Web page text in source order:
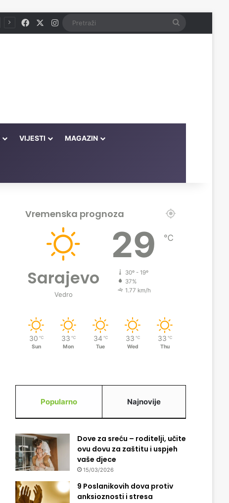
FacebookInstagram Pretraži
VIJESTI MAGAZIN
Vremenska prognoza
Sarajevo
Vedro
29 ℃
30º - 19º
37%
1.77 km/h
30 ℃
Sun
33 ℃
Mon
34 ℃
Tue
33 ℃
Wed
33 ℃
Thu
Popularno Najnovije
Dove za sreću – roditelji, učite
ovu dovu za zaštitu i uspjeh
vaše djece
15/03/2026
9 Poslanikovih dova protiv
anksioznosti i stresa